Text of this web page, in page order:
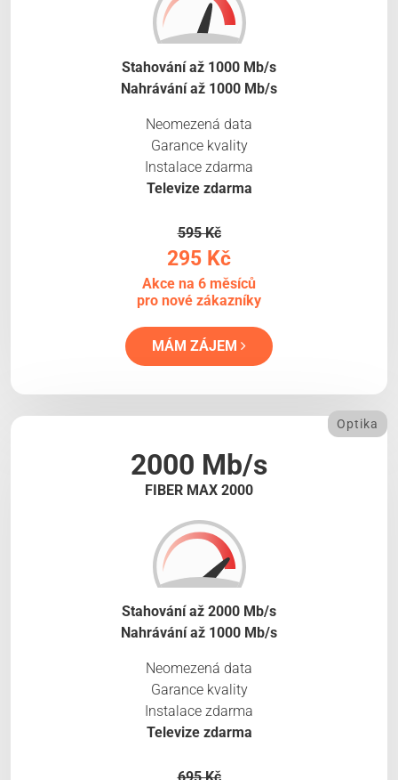
Stahování až 1000 Mb/s
Nahrávání až 1000 Mb/s
Neomezená data
Garance kvality
Instalace zdarma
Televize zdarma
595 Kč
295 Kč
Akce na 6 měsíců
pro nové zákazníky
MÁM ZÁJEM
2000 Mb/s
FIBER MAX 2000
Optika
Stahování až 2000 Mb/s
Nahrávání až 1000 Mb/s
Neomezená data
Garance kvality
Instalace zdarma
Televize zdarma